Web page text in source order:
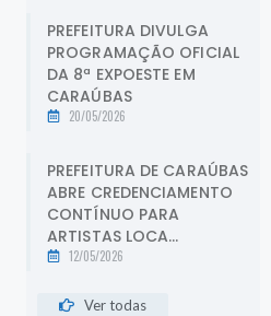
PREFEITURA DIVULGA
PROGRAMAÇÃO OFICIAL
DA 8ª EXPOESTE EM
CARAÚBAS
20/05/2026
PREFEITURA DE CARAÚBAS
ABRE CREDENCIAMENTO
CONTÍNUO PARA
ARTISTAS LOCA...
12/05/2026
Ver todas